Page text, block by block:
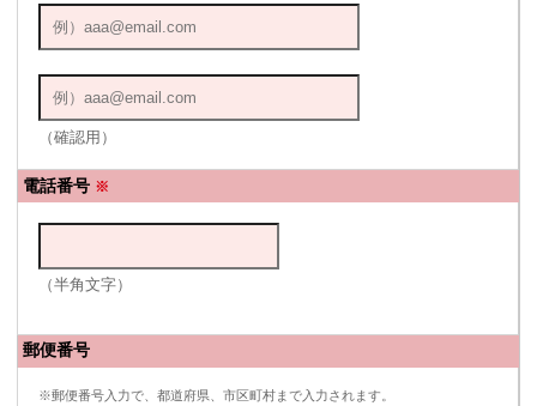
（確認用）
電話番号 ※
（半角文字）
郵便番号
※郵便番号入力で、都道府県、市区町村まで入力されます。